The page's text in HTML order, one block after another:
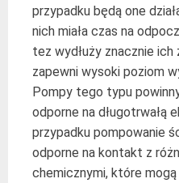
przypadku będą one
nich miała czas na
tez wydłuży znacznie
zapewni wysoki poziom
Pompy tego typu
odporne na długotrwałą
przypadku pompowanie
odporne na kontakt z
chemicznymi, które